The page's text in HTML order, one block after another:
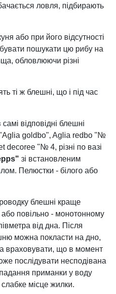
ловля, підбирають
або при його відсутності
пошукати цю рибу на
обловлюючи різні
ті ж блешні, що і під час
відповідні блешні
goldbo", Aglia redbo "№
"№ 4, різні по вазі
зі встановленим
Пелюстки - білого або
блешні краще
повільно - монотонному
від дна. Після
можна покласти на дно,
враховувати, що в момент
послідувати несподівана
приманки у воду
місце жилки.